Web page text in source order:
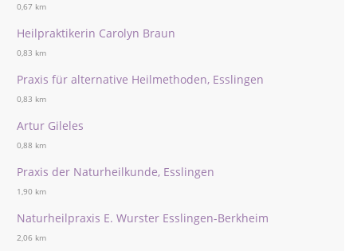
0,67 km
Heilpraktikerin Carolyn Braun
0,83 km
Praxis für alternative Heilmethoden, Esslingen
0,83 km
Artur Gileles
0,88 km
Praxis der Naturheilkunde, Esslingen
1,90 km
Naturheilpraxis E. Wurster Esslingen-Berkheim
2,06 km